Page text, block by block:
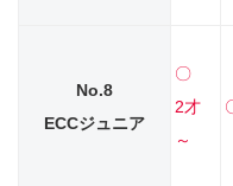
No.8
ECCジュニア
〇
2才
～